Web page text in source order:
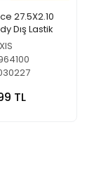
27.5X2.10
Dış Lastik
TL